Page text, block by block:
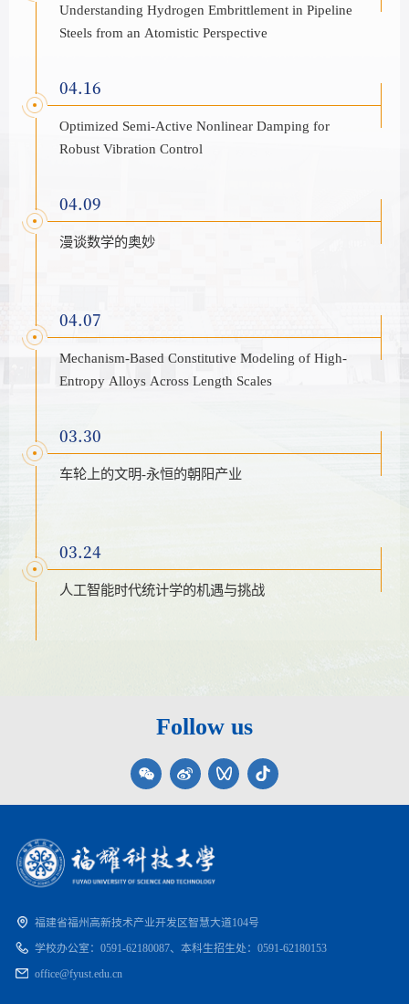
Understanding Hydrogen Embrittlement in Pipeline
Steels from an Atomistic Perspective
04.16
Optimized Semi-Active Nonlinear Damping for
Robust Vibration Control
04.09
漫谈数学的奥妙
04.07
Mechanism-Based Constitutive Modeling of High-
Entropy Alloys Across Length Scales
03.30
车轮上的文明-永恒的朝阳产业
03.24
人工智能时代统计学的机遇与挑战
Follow us
福建省福州高新技术产业开发区智慧大道104号
学校办公室：0591-62180087、本科生招生处：0591-62180153
office@fyust.edu.cn